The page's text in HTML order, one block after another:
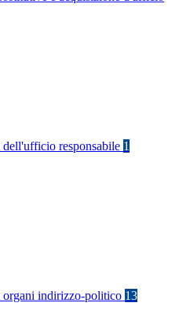
dell'ufficio responsabile 1
organi indirizzo-politico 13